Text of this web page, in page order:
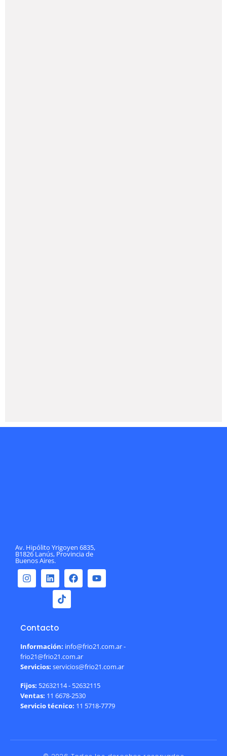
Av. Hipólito Yrigoyen 6835,
B1826 Lanús, Provincia de
Buenos Aires.
Contacto
Información: info@frio21.com.ar -
frio21@frio21.com.ar
Servicios: servicios@frio21.com.ar
Fijos: 52632114 - 52632115
Ventas: 11 6678-2530
Servicio técnico: 11 5718-7779